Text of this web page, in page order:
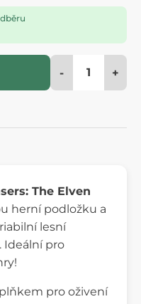
- +
The Elven
herní podložku a
lesní
Ideální pro
pro oživení